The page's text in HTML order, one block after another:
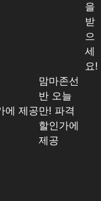
을
받
으
세
요!
맘마존선
반 오늘
만! 파격
할인가에
제공